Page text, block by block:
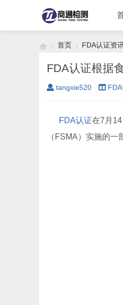
›
首页
›
FDA认证资
FDA认证根据
tangxie520
FDA认证在7月
（FSMA）实施的